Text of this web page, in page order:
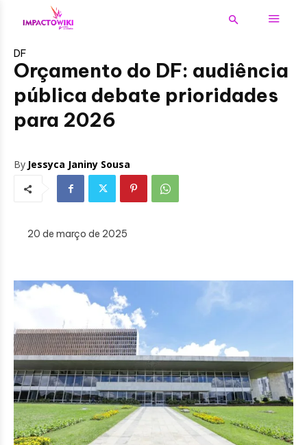
DF
Orçamento do DF: audiência
pública debate prioridades
para 2026
By Jessyca Janiny Sousa
20 de março de 2025